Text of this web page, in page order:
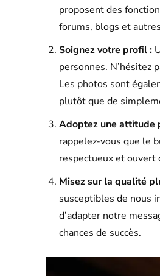
proposent des
forums, blogs et
Soignez votre profil :
personnes. N’hésitez
Les photos sont
plutôt que de
Adoptez une attitude
rappelez-vous que le
respectueux et ouvert
Misez sur la qualité
susceptibles de nous
d’adapter notre
chances de succès.